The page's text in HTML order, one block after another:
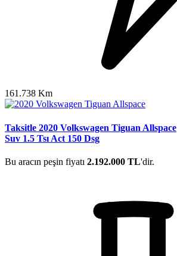
161.738 Km
Taksitle 2020 Volkswagen Tiguan Allspace
Suv 1.5 Tsı Act 150 Dsg
Bu aracın peşin fiyatı 2.192.000 TL'dir.